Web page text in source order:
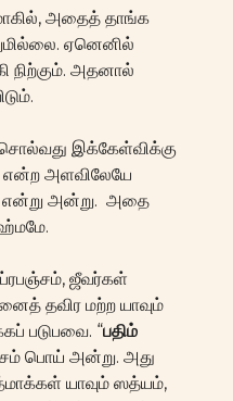
அதைத் தாங்க
ஏனெனில்
நிற்கும். அதனால்
இக்கேள்விக்கு
என்ற அளவிலேயே
என்று அன்று. அதை
ஜீவர்கள்
தவிர மற்ற யாவும்
படுபவை. “பதிம்
பொய் அன்று. அது
யாவும் ஸத்யம்,